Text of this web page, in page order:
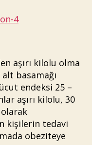
aşırı kilolu olma
basamağı
endeksi 25 –
aşırı kilolu, 30
kişilerin tedavi
obeziteye